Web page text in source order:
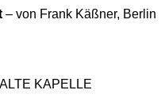
– von Frank Käßner, Berlin
KAPELLE